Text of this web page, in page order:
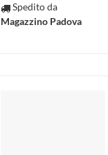
Spedito da
Magazzino Padova